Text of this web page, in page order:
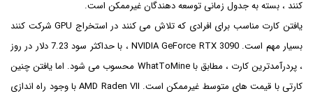
کنند ، بسته به جدول زمانی توسعه دهندگان غیرممکن است.
یافتن کارت مناسب برای افرادی که تلاش می کنند در استخراج GPU شرکت کنند
بسیار مهم است. NVIDIA GeForce RTX 3090 ، با حداکثر سود 7.23 دلار در روز
، پردرآمدترین کارت ، مطابق با WhatToMine محسوب می شود. اما یافتن چنین
کارتی با قیمت های متوسط ​​غیرممکن است. AMD Raden VII با وجود راه اندازی